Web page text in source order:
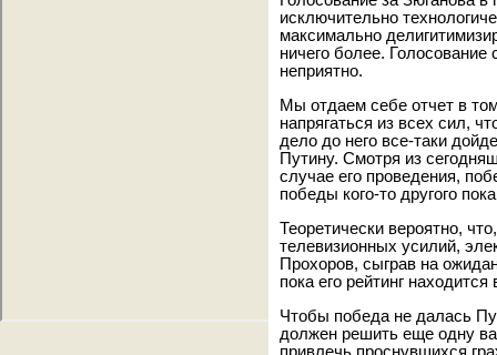
исключительно
максимально
ничего более.
неприятно.
Мы отдаем себе отчет в
напрягаться из всех сил,
дело до него все-таки
Путину. Смотря из
случае его проведения,
победы кого-то другого
Теоретически вероятно,
телевизионных усилий,
Прохоров, сыграв на
пока его рейтинг
Чтобы победа не далась
должен решить еще одну